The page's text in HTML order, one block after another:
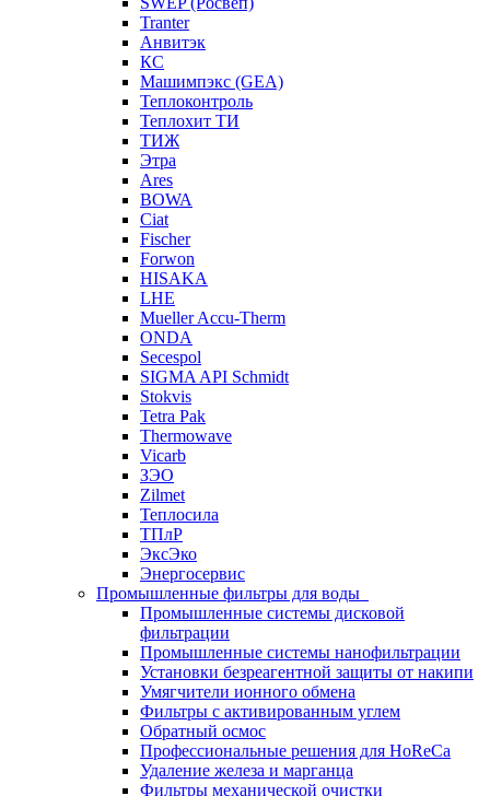
Tranter
Анвитэк
КС
Машимпэкс (GEA)
Теплоконтроль
Теплохит ТИ
ТИЖ
Этра
Ares
BOWA
Ciat
Fischer
Forwon
HISAKA
LHE
Mueller Accu-Therm
ONDA
Secespol
SIGMA API Schmidt
Stokvis
Tetra Pak
Thermowave
Vicarb
ЗЭО
Zilmet
Теплосила
ТПлР
ЭксЭко
Энергосервис
Промышленные фильтры для воды
Промышленные системы дисковой
фильтрации
Промышленные системы нанофильтрации
Установки безреагентной защиты от накипи
Умягчители ионного обмена
Фильтры с активированным углем
Обратный осмос
Профессиональные решения для HoReCa
Удаление железа и марганца
Фильтры механической очистки